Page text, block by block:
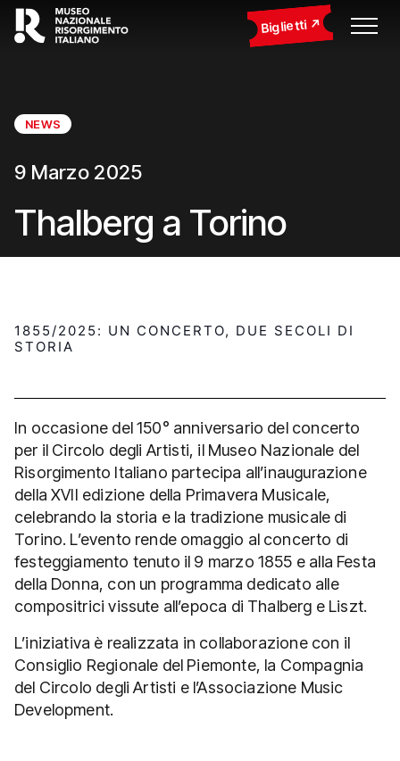
Biglietti
NEWS
9 Marzo 2025
Thalberg a Torino
1855/2025: UN CONCERTO, DUE SECOLI DI
STORIA
In occasione del 150° anniversario del concerto
per il Circolo degli Artisti, il Museo Nazionale del
Risorgimento Italiano partecipa all’inaugurazione
della XVII edizione della Primavera Musicale,
celebrando la storia e la tradizione musicale di
Torino. L’evento rende omaggio al concerto di
festeggiamento tenuto il 9 marzo 1855 e alla Festa
della Donna, con un programma dedicato alle
compositrici vissute all’epoca di Thalberg e Liszt.
L’iniziativa è realizzata in collaborazione con il
Consiglio Regionale del Piemonte, la Compagnia
del Circolo degli Artisti e l’Associazione Music
Development.